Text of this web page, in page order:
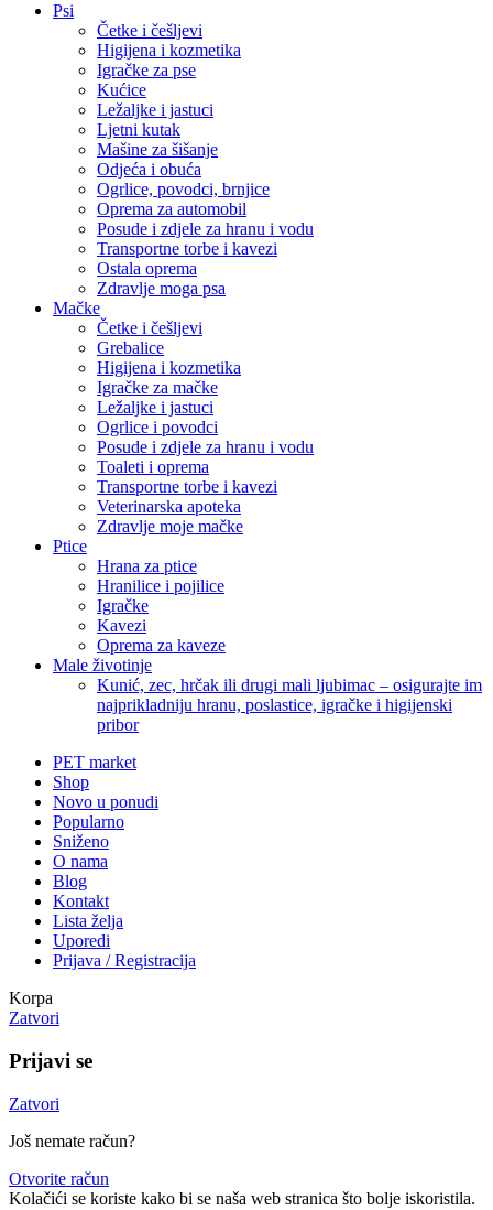
Psi
Četke i češljevi
Higijena i kozmetika
Igračke za pse
Kućice
Ležaljke i jastuci
Ljetni kutak
Mašine za šišanje
Odjeća i obuća
Ogrlice, povodci, brnjice
Oprema za automobil
Posude i zdjele za hranu i vodu
Transportne torbe i kavezi
Ostala oprema
Zdravlje moga psa
Mačke
Četke i češljevi
Grebalice
Higijena i kozmetika
Igračke za mačke
Ležaljke i jastuci
Ogrlice i povodci
Posude i zdjele za hranu i vodu
Toaleti i oprema
Transportne torbe i kavezi
Veterinarska apoteka
Zdravlje moje mačke
Ptice
Hrana za ptice
Hranilice i pojilice
Igračke
Kavezi
Oprema za kaveze
Male životinje
Kunić, zec, hrčak ili drugi mali ljubimac – osigurajte im
najprikladniju hranu, poslastice, igračke i higijenski
pribor
PET market
Shop
Novo u ponudi
Popularno
Sniženo
O nama
Blog
Kontakt
Lista želja
Uporedi
Prijava / Registracija
Korpa
Zatvori
Prijavi se
Zatvori
Još nemate račun?
Otvorite račun
Kolačići se koriste kako bi se naša web stranica što bolje iskoristila.